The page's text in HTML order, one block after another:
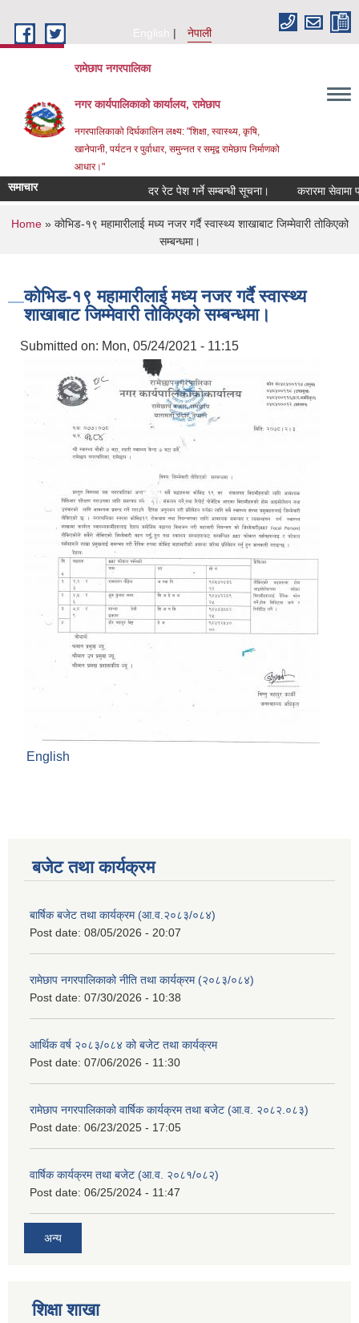
English
नेपाली
रामेछाप नगरपालिका
नगर कार्यपालिकाको कार्यालय, रामेछाप
नगरपालिकाको दिर्घकालिन लक्ष्य: "शिक्षा, स्वास्थ्य, कृषि,
खानेपानी, पर्यटन र पुर्वाधार, समुन्नत र समृद्व रामेछाप निर्माणको
आधार।"
समाचार दर रेट पेश गर्ने सम्बन्धी सूचना। करारमा सेवामा
You are here
Home» कोभिड-१९ महामारीलाई मध्य नजर गर्दै स्वास्थ्य शाखाबाट जिम्मेवारी तोकिएको
सम्बन्धमा।
कोभिड-१९ महामारीलाई मध्य नजर गर्दै स्वास्थ्य
शाखाबाट जिम्मेवारी तोकिएको सम्बन्धमा।
Submitted on: Mon, 05/24/2021 - 11:15
English
बजेट तथा कार्यक्रम
बार्षिक बजेट तथा कार्यक्रम (आ.व.२०८३/०८४)
Post date: 08/05/2026 - 20:07
रामेछाप नगरपालिकाको नीति तथा कार्यक्रम (२०८३/०८४)
Post date: 07/30/2026 - 10:38
आर्थिक वर्ष २०८३/०८४ को बजेट तथा कार्यक्रम
Post date: 07/06/2026 - 11:30
रामेछाप नगरपालिकाको वार्षिक कार्यक्रम तथा बजेट (आ.व. २०८२.०८३)
Post date: 06/23/2025 - 17:05
वार्षिक कार्यक्रम तथा बजेट (आ.व. २०८१/०८२)
Post date: 06/25/2024 - 11:47
अन्य
शिक्षा शाखा